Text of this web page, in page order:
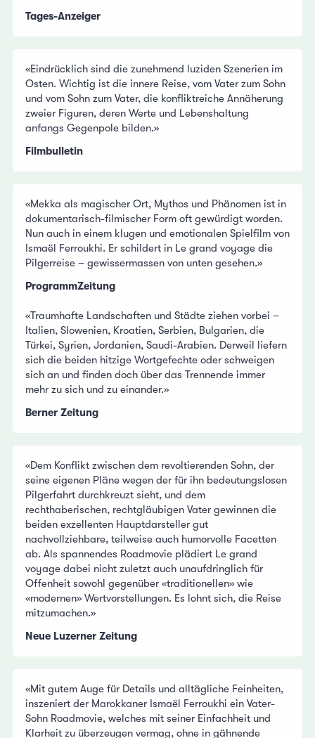
Tages-Anzeiger
«Eindrücklich sind die zunehmend luziden Szenerien im
Osten. Wichtig ist die innere Reise, vom Vater zum Sohn
und vom Sohn zum Vater, die konfliktreiche Annäherung
zweier Figuren, deren Werte und Lebenshaltung
anfangs Gegenpole bilden.»
Filmbulletin
«Mekka als magischer Ort, Mythos und Phänomen ist in
dokumentarisch-filmischer Form oft gewürdigt worden.
Nun auch in einem klugen und emotionalen Spielfilm von
Ismaël Ferroukhi. Er schildert in Le grand voyage die
Pilgerreise – gewissermassen von unten gesehen.»
ProgrammZeitung
«Traumhafte Landschaften und Städte ziehen vorbei –
Italien, Slowenien, Kroatien, Serbien, Bulgarien, die
Türkei, Syrien, Jordanien, Saudi-Arabien. Derweil liefern
sich die beiden hitzige Wortgefechte oder schweigen
sich an und finden doch über das Trennende immer
mehr zu sich und zu einander.»
Berner Zeitung
«Dem Konflikt zwischen dem revoltierenden Sohn, der
seine eigenen Pläne wegen der für ihn bedeutungslosen
Pilgerfahrt durchkreuzt sieht, und dem
rechthaberischen, rechtgläubigen Vater gewinnen die
beiden exzellenten Hauptdarsteller gut
nachvollziehbare, teilweise auch humorvolle Facetten
ab. Als spannendes Roadmovie plädiert Le grand
voyage dabei nicht zuletzt auch unaufdringlich für
Offenheit sowohl gegenüber «traditionellen» wie
«modernen» Wertvorstellungen. Es lohnt sich, die Reise
mitzumachen.»
Neue Luzerner Zeitung
«Mit gutem Auge für Details und alltägliche Feinheiten,
inszeniert der Marokkaner Ismaël Ferroukhi ein Vater-
Sohn Roadmovie, welches mit seiner Einfachheit und
Klarheit zu überzeugen vermag, ohne in gähnende